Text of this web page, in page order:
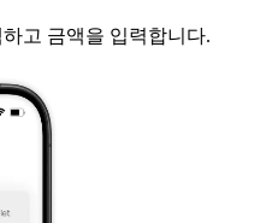
고 금액을 입력합니다.